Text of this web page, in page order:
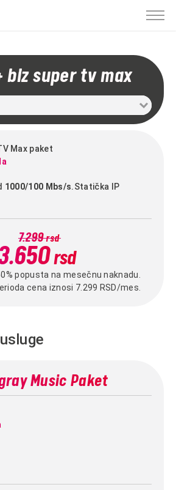
biz super tv max
Max paket
1000/100 Mbs/s.Statička IP
7.299rsd
rsd
popusta na mesečnu naknadu.
cena iznosi 7.299 RSD/mes.
Music Paket